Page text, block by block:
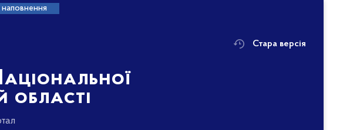
наповнення
області
Стара версія